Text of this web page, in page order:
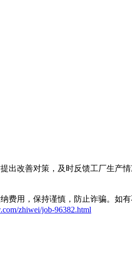
改善对策，及时反馈工厂生产
费用，保持谨慎，防止诈骗。如
zhiwei/job-96382.html